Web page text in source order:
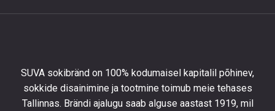
kursis
uusimate
toodetega,
SUVA sokibränd on 100% kodumaisel kapitalil põhinev,
sokkide disainimine ja tootmine toimub meie tehases
Tallinnas. Brändi ajalugu saab alguse aastast 1919, mil